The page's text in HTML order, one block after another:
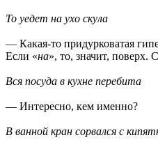
То уедет на ухо скула
— Какая-то придурковатая
Если «на», то, значит,
Вся посуда в кухне перебита
— Интересно, кем именно?
В ванной кран сорвался с